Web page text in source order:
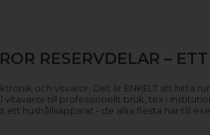
RESERVDELAR –
och vitvaror. Det är ENKELT att
till professionellt bruk, tex i
hushållsapparat - de allra flesta har till